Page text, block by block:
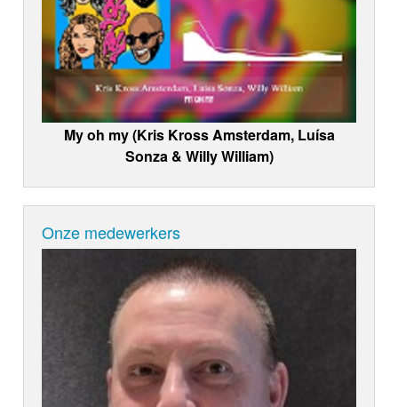
My oh my (Kris Kross Amsterdam, Luísa
Sonza & Willy William)
Onze medewerkers